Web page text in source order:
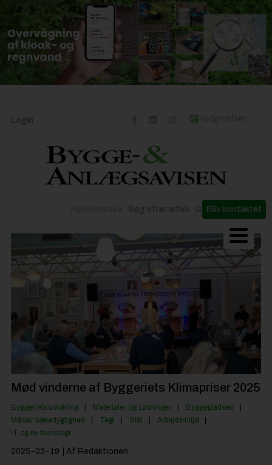
Login
Bliv kontaktet
Byggeriets udvikling
Materialer og løsninger
Byggepladsen
Anlæg
Til Håndværkeren
Partnere
Jobportal
Mød vinderne af Byggeriets Klimapriser 2025
Byggeriets udvikling Materialer og Løsninger
Byggepladsen
Målbar bæredygtighed
Tegl Stål
Arbejdsmiljø
IT og ny teknologi
2025-03-19 | Af Redaktionen